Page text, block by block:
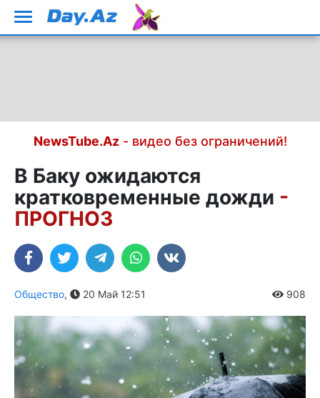
NewsTube.Az- видео без ограничений!
В Баку ожидаются
кратковременные дожди -
ПРОГНОЗ
Общество, 20 Май 12:51 908